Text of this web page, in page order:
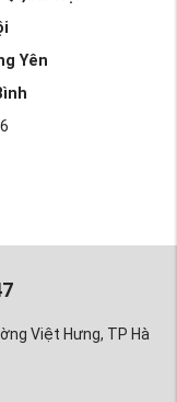
Yên
Việt Hưng, TP Hà